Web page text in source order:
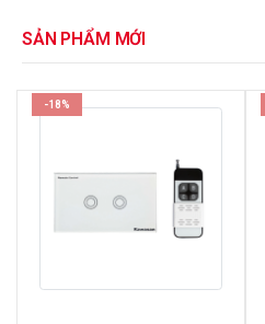
SẢN PHẨM MỚI
-18%